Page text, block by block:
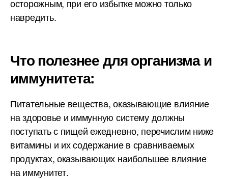
осторожным, при его избытке можно только
навредить.
Что полезнее для организма и
иммунитета:
Питательные вещества, оказывающие влияние
на здоровье и иммунную систему должны
поступать с пищей ежедневно, перечислим ниже
витамины и их содержание в сравниваемых
продуктах, оказывающих наибольшее влияние
на иммунитет.